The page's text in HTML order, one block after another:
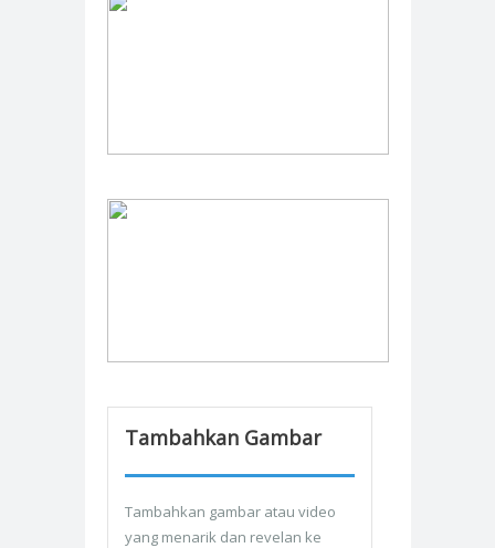
Tambahkan Gambar
Tambahkan gambar atau video
yang menarik dan revelan ke